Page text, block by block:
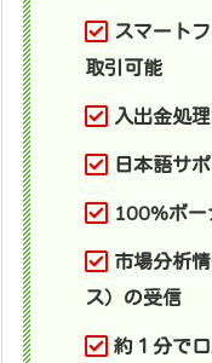
スマート
取引可能
入出金処
日本語サ
100%ボー
市場分析
ス）の受信
約１分で